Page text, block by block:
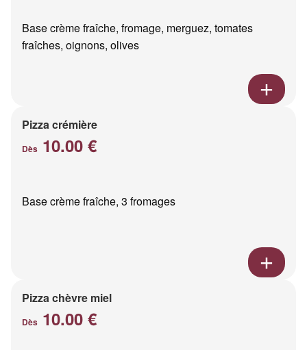
Base crème fraîche, fromage, merguez, tomates
fraîches, oignons, olives
Pizza crémière
Dès 10.00 €
Base crème fraîche, 3 fromages
Pizza chèvre miel
Dès 10.00 €